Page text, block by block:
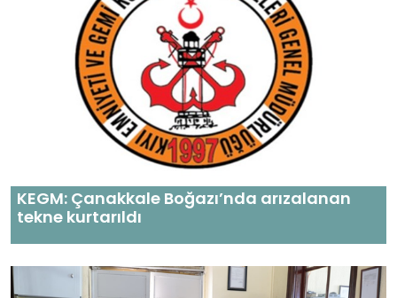
KEGM: Çanakkale Boğazı’nda arızalanan
tekne kurtarıldı